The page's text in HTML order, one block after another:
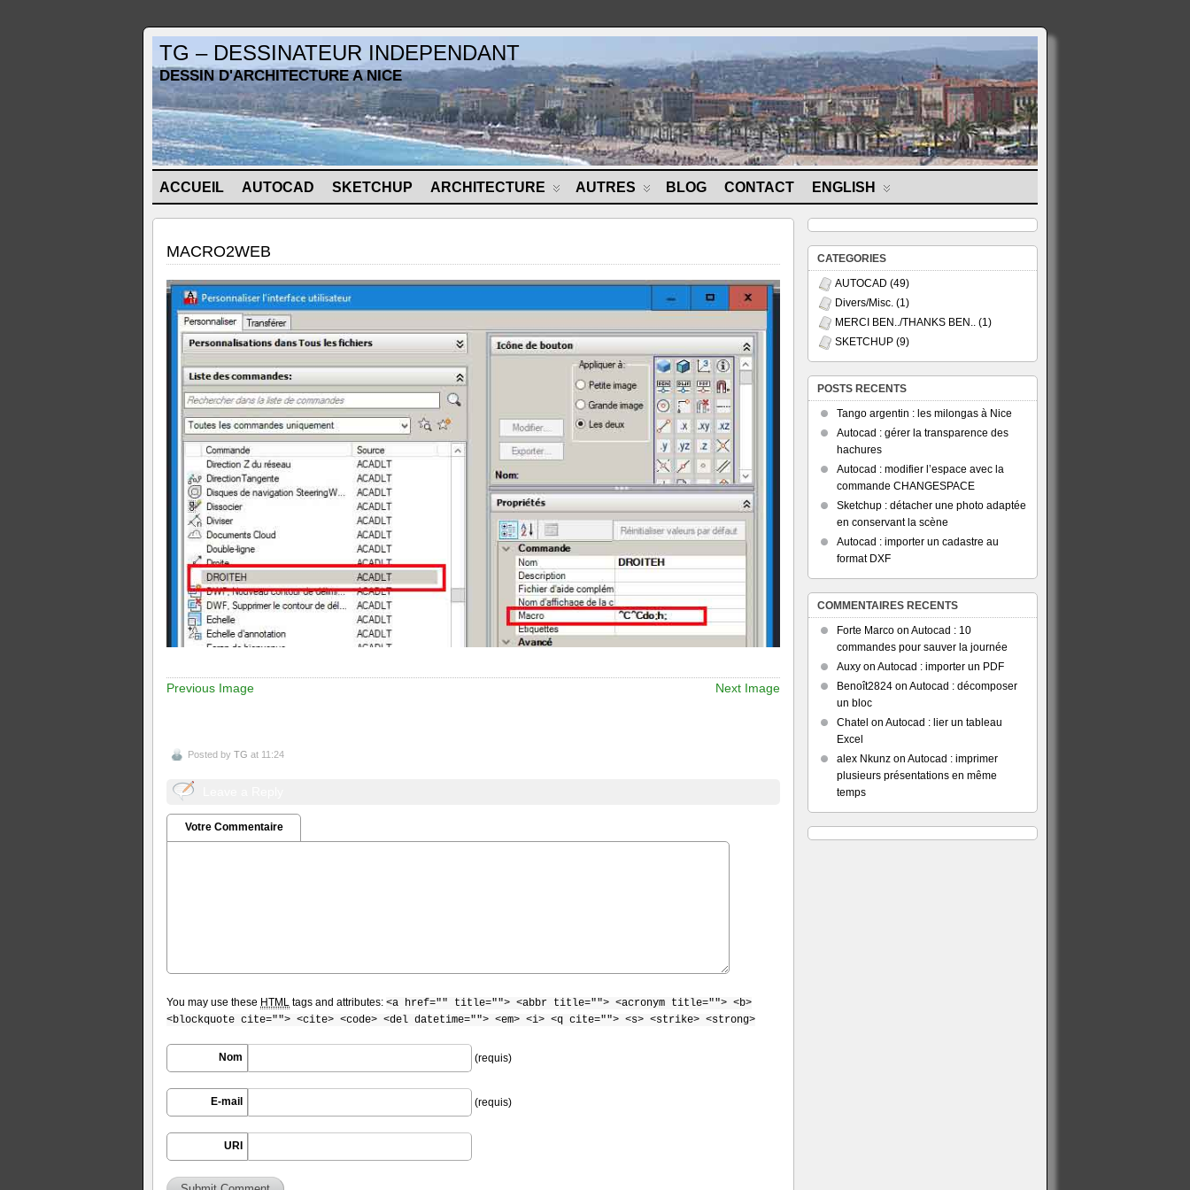
TG – DESSINATEUR INDEPENDANT
DESSIN D'ARCHITECTURE A NICE
ACCUEIL AUTOCAD SKETCHUP ARCHITECTURE AUTRES BLOG CONTACT ENGLISH
MACRO2WEB
Previous Image Next Image
Posted by TG at 11:24
Votre Commentaire
You may use these HTML tags and attributes: <a href="" title=""> <abbr title=""> <acronym title=""> <b>
<blockquote cite=""> <cite> <code> <del datetime=""> <em> <i> <q cite=""> <s> <strike> <strong>
Nom (requis)
E-mail (requis)
URI
CATEGORIES
AUTOCAD (49)
Divers/Misc. (1)
MERCI BEN../THANKS BEN.. (1)
SKETCHUP (9)
POSTS RECENTS
Tango argentin : les milongas à Nice
Autocad : gérer la transparence des
hachures
Autocad : modifier l’espace avec la
commande CHANGESPACE
Sketchup : détacher une photo adaptée
en conservant la scène
Autocad : importer un cadastre au
format DXF
COMMENTAIRES RECENTS
Forte Marco on Autocad : 10
commandes pour sauver la journée
Auxy on Autocad : importer un PDF
Benoît2824 on Autocad : décomposer
un bloc
Chatel on Autocad : lier un tableau
Excel
alex Nkunz on Autocad : imprimer
plusieurs présentations en même
temps